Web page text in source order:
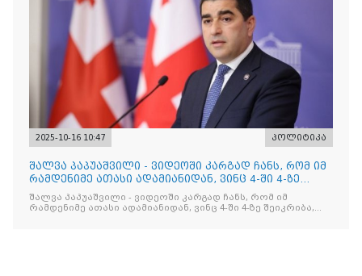
2025-10-16 10:47 პოლიტიკა
შალვა პაპუაშვილი - ვიდეოში კარგად ჩანს, რომ იმ
რამდენიმე ათასი ადამიანიდან, ვინც 4-ში 4-ზე
შეიკრიბა,
შალვა პაპუაშვილი - ვიდეოში კარგად ჩანს, რომ იმ
რამდენიმე ათასი ადამიანიდან, ვინც 4-ში 4-ზე შეიკრიბა,